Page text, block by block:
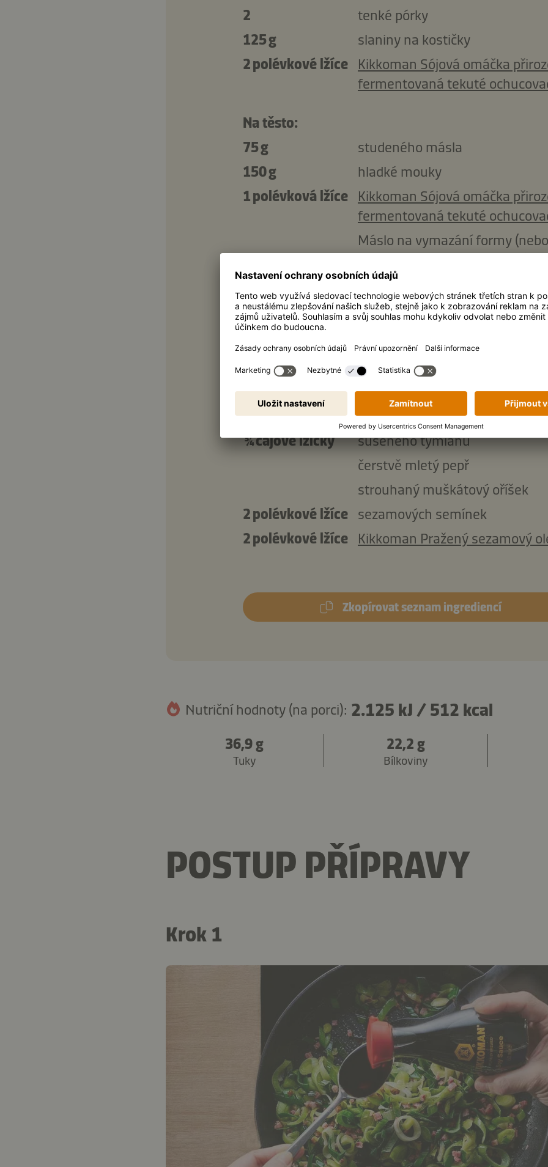
2
tenké pórky
125 g
slaniny na kostičky
2 polévkové lžíce
Kikkoman Sójová omáčka
fermentovaná tekuté
Na těsto:
75 g
studeného másla
150 g
hladké mouky
1 polévková lžíce
Kikkoman Sójová omáčka
fermentovaná tekuté
Máslo na vymazání formy (nebo
Na náplň a zálivku:
4
vejce
200 g
smetany
90 ml
Kikkoman Sójová omáčka
fermentovaná tekuté
150 g
strouhaného sýra
¾ čajové lžičky
sušeného tymiánu
čerstvě mletý pepř
strouhaný muškátový oříšek
2 polévkové lžíce sezamových semínek
2 polévkové lžíce
Kikkoman Pražený sezamový
Zkopírovat seznam ingrediencí
Nutriční hodnoty (na porci): 2.125 kJ / 512 kcal
36,9 g
Tuky
22,2 g
Bílkoviny
POSTUP PŘÍPRAVY
Krok 1